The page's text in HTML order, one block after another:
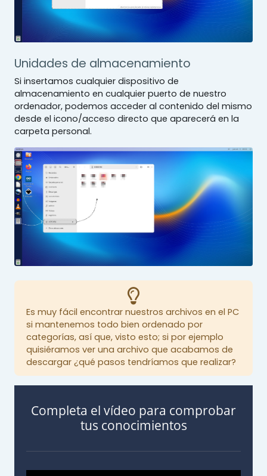
Unidades de almacenamiento
Si insertamos cualquier dispositivo de
almacenamiento en cualquier puerto de nuestro
ordenador, podemos acceder al contenido del mismo
desde el icono/acceso directo que aparecerá en la
carpeta personal.
Es muy fácil encontrar nuestros archivos en el PC
si mantenemos todo bien ordenado por
categorías, así que, visto esto; si por ejemplo
quisiéramos ver una archivo que acabamos de
descargar ¿qué pasos tendríamos que realizar?
Completa el vídeo para comprobar
tus conocimientos